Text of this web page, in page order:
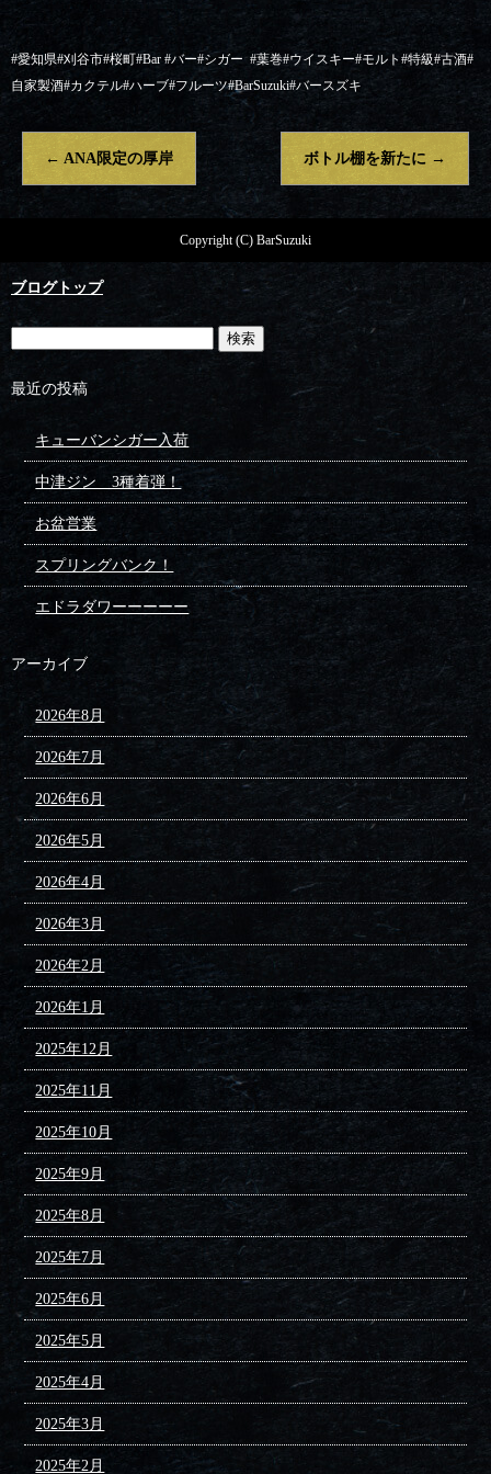
#愛知県#刈谷市#桜町#Bar #バー#シガー #葉巻#ウイスキー#モルト#特級#古酒#
自家製酒#カクテル#ハーブ#フルーツ#BarSuzuki#バースズキ
← ANA限定の厚岸 ボトル棚を新たに →
Copyright (C) BarSuzuki
ブログトップ
最近の投稿
キューバンシガー入荷
中津ジン 3種着弾！
お盆営業
スプリングバンク！
エドラダワーーーーー
アーカイブ
2026年8月
2026年7月
2026年6月
2026年5月
2026年4月
2026年3月
2026年2月
2026年1月
2025年12月
2025年11月
2025年10月
2025年9月
2025年8月
2025年7月
2025年6月
2025年5月
2025年4月
2025年3月
2025年2月